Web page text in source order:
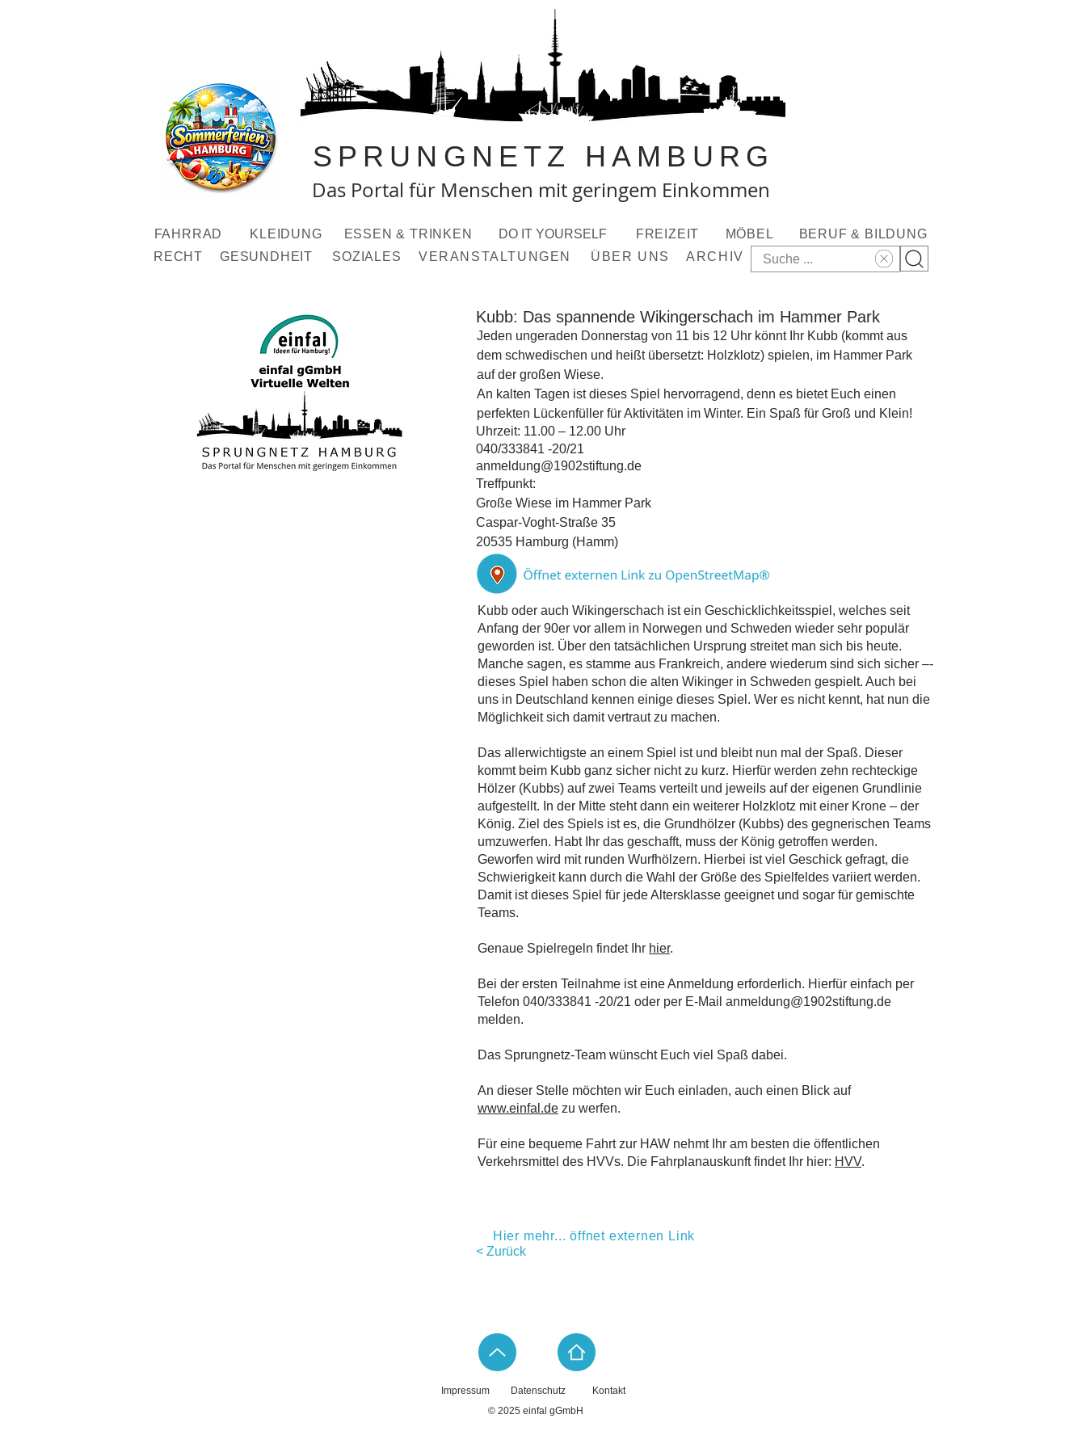
SPRUNGNETZ HAMBURG
Das Portal für Menschen mit geringem Einkommen
FAHRRAD
KLEIDUNG
RECHT
GESUNDHEIT
DO IT YOURSELF FREIZEIT
ESSEN & TRINKEN
SOZIALES
VERANSTALTUNGEN ÜBER UNS
MÖBEL
ARCHIV
BERUF & BILDUNG
Kubb: Das spannende Wikingerschach im Hammer Park
Jeden ungeraden Donnerstag von 11 bis 12 Uhr könnt Ihr Kubb (kommt aus
dem schwedischen und heißt übersetzt: Holzklotz) spielen, im Hammer Park
auf der großen Wiese.
An kalten Tagen ist dieses Spiel hervorragend, denn es bietet Euch einen
perfekten Lückenfüller für Aktivitäten im Winter. Ein Spaß für Groß und Klein!
040/333841 -20/21
Treffpunkt:
Große Wiese im Hammer Park
Caspar-Voght-Straße 35
20535 Hamburg (Hamm)
anmeldung@1902stiftung.de
Uhrzeit: 11.00 – 12.00 Uhr
Kubb oder auch Wikingerschach ist ein Geschicklichkeitsspiel, welches seit
Anfang der 90er vor allem in Norwegen und Schweden wieder sehr populär
geworden ist. Über den tatsächlichen Ursprung streitet man sich bis heute.
Manche sagen, es stamme aus Frankreich, andere wiederum sind sich sicher –­
dieses Spiel haben schon die alten Wikinger in Schweden gespielt. Auch bei
uns in Deutschland kennen einige dieses Spiel. Wer es nicht kennt, hat nun die
Möglichkeit sich damit vertraut zu machen.
Das allerwichtigste an einem Spiel ist und bleibt nun mal der Spaß. Dieser
kommt beim Kubb ganz sicher nicht zu kurz. Hierfür werden zehn rechteckige
Hölzer (Kubbs) auf zwei Teams verteilt und jeweils auf der eigenen Grundlinie
aufgestellt. In der Mitte steht dann ein weiterer Holzklotz mit einer Krone – der
König. Ziel des Spiels ist es, die Grundhölzer (Kubbs) des gegnerischen Teams
umzuwerfen. Habt Ihr das geschafft, muss der König getroffen werden.
Geworfen wird mit runden Wurfhölzern. Hierbei ist viel Geschick gefragt, die
Schwierigkeit kann durch die Wahl der Größe des Spielfeldes variiert werden.
Damit ist dieses Spiel für jede Altersklasse geeignet und sogar für gemischte
Teams.
Genaue Spielregeln findet Ihr hier.
Bei der ersten Teilnahme ist eine Anmeldung erforderlich. Hierfür einfach per
Telefon 040/333841 -20/21 oder per E-Mail anmeldung@1902stiftung.de
melden.
Das Sprungnetz-Team wünscht Euch viel Spaß dabei. ­
An dieser Stelle möchten wir Euch einladen, auch einen Blick auf
www.einfal.de zu werfen.
Für eine bequeme Fahrt zur HAW nehmt Ihr am besten die öffentlichen
Verkehrsmittel des HVVs. Die Fahrplanauskunft findet Ihr hier: HVV.
Hier mehr... öffnet externen Link
< Zurück
Impressum Datenschutz
Kontakt
© 2025 einfal gGmbH